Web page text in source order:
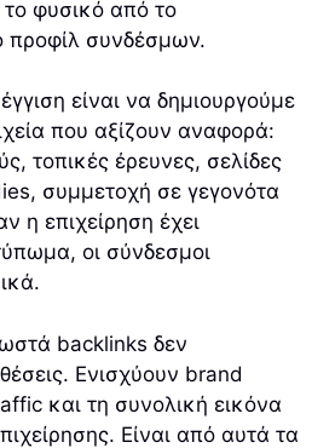
το φυσικό από το
προφίλ συνδέσμων.
είναι να δημιουργούμε
που αξίζουν αναφορά:
τοπικές έρευνες, σελίδες
συμμετοχή σε γεγονότα
η επιχείρηση έχει
οι σύνδεσμοι
backlinks δεν
Ενισχύουν brand
και τη συνολική εικόνα
Είναι από αυτά τα